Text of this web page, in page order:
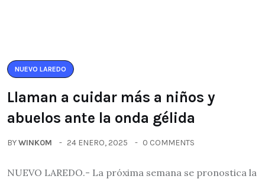
NUEVO LAREDO
Llaman a cuidar más a niños y
abuelos ante la onda gélida
BYWINK0M 24 ENERO, 2025 0 COMMENTS
NUEVO LAREDO.- La próxima semana se pronostica la